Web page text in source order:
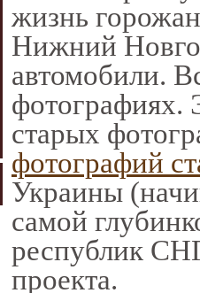
жизнь
Нижний
автомобили.
фотографиях.
старых
фотографий
Украины
самой
республик
проекта.